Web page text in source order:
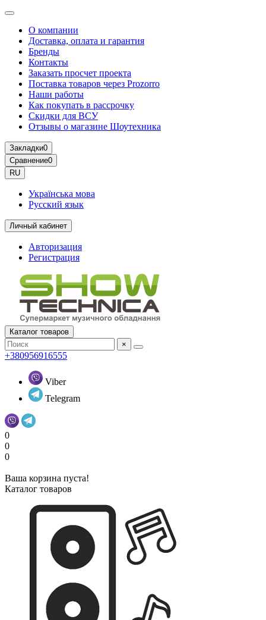
О компании
Доставка, оплата и гарантия
Бренды
Контакты
Заказать просчет проекта
Поставка товаров через Prozorro
Наши работы
Как покупать в рассрочку
Скидки для ВСУ
Отзывы о магазине Шоутехника
Закладки0
Сравнение0
RU
Українська мова
Русский язык
Личный кабинет
Авторизация
Регистрация
Каталог товаров
×
+380956916555
Viber
Telegram
0
0
0
Ваша корзина пуста!
Каталог товаров